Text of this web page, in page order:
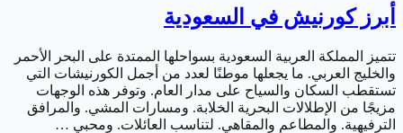
أبرز كورنيش في السعودية
تتميز المملكة العربية السعودية بسواحلها الممتدة على البحر الأحمر
والخليج العربي. ما يجعلها موطنًا لعدد من أجمل الكورنيشات التي
تستقطب السكان والسياح على مدار العام. وتوفر هذه الوجهات
مزيجًا من الإطلالات البحرية الخلابة. ومسارات المشي. والمرافق
الترفيهية. والمطاعم والمقاهي. لتناسب العائلات. ومحبي …